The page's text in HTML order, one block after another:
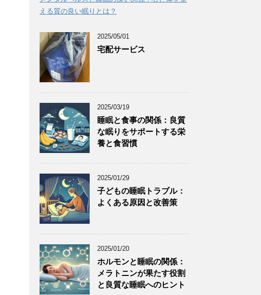
える質の良い眠りとは？
2025/05/01
宅配サービス
2025/03/19
睡眠と食事の関係：良質
な眠りをサポートする栄
養と食習慣
2025/01/29
子どもの睡眠トラブル：
よくある原因と改善策
2025/01/20
ホルモンと睡眠の関係：
メラトニンが果たす役割
と良質な睡眠へのヒント